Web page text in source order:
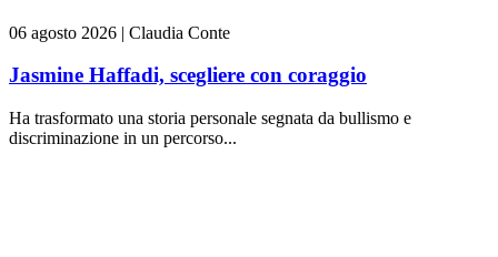
06 agosto 2026 | Claudia Conte
Jasmine Haffadi, scegliere con coraggio
Ha trasformato una storia personale segnata da bullismo e
discriminazione in un percorso...